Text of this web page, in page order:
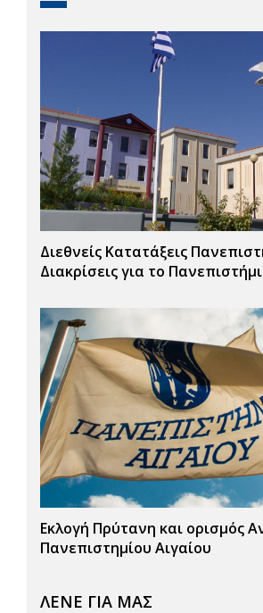
Διεθνείς Κατατάξεις
Διακρίσεις για το
Εκλογή Πρύτανη και ορισμός
Πανεπιστημίου Αιγαίου
ΛΕΝΕ ΓΙΑ ΜΑΣ